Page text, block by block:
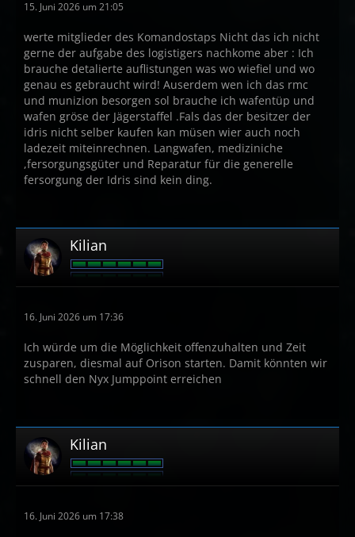
15. Juni 2026 um 21:05
werte mitglieder des Komandostaps Nicht das ich nicht
gerne der aufgabe des logistigers nachkome aber : Ich
brauche detalierte auflistungen was wo wiefiel und wo
genau es gebraucht wird! Auserdem wen ich das rmc
und munizion besorgen sol brauche ich wafentüp und
wafen gröse der Jägerstaffel .Fals das der besitzer der
idris nicht selber kaufen kan müsen wier auch noch
ladezeit miteinrechnen. Langwafen, mediziniche
,fersorgungsgüter und Reparatur für die generelle
fersorgung der Idris sind kein ding.
Kilian
16. Juni 2026 um 17:36
Ich würde um die Möglichkeit offenzuhalten und Zeit
zusparen, diesmal auf Orison starten. Damit könnten wir
schnell den Nyx Jumppoint erreichen
Kilian
16. Juni 2026 um 17:38